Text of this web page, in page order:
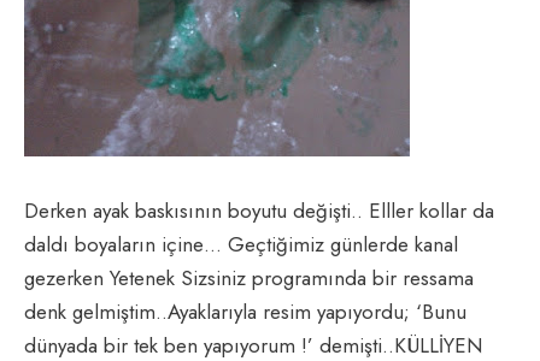
Derken ayak baskısının boyutu değişti.. Elller kollar da
daldı boyaların içine… Geçtiğimiz günlerde kanal
gezerken Yetenek Sizsiniz programında bir ressama
denk gelmiştim..Ayaklarıyla resim yapıyordu; ‘Bunu
dünyada bir tek ben yapıyorum !’ demişti..KÜLLİYEN